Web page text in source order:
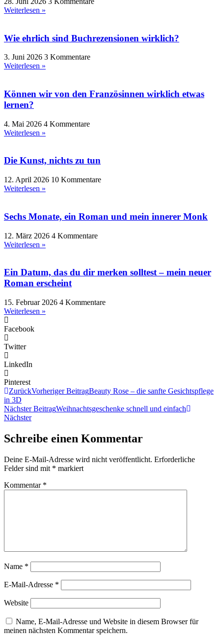
Weiterlesen »
Wie ehrlich sind Buchrezensionen wirklich?
3. Juni 2026 3 Kommentare
Weiterlesen »
Können wir von den Französinnen wirklich etwas
lernen?
4. Mai 2026 4 Kommentare
Weiterlesen »
Die Kunst, nichts zu tun
12. April 2026 10 Kommentare
Weiterlesen »
Sechs Monate, ein Roman und mein innerer Monk
12. März 2026 4 Kommentare
Weiterlesen »
Ein Datum, das du dir merken solltest – mein neuer
Roman erscheint
15. Februar 2026 4 Kommentare
Weiterlesen »
Facebook
Twitter
LinkedIn
Pinterest
ZurückVorheriger BeitragBeauty Rose – die sanfte Gesichtspflege
in 3D
Nächster BeitragWeihnachtsgeschenke schnell und einfach
Nächster
Schreibe einen Kommentar
Deine E-Mail-Adresse wird nicht veröffentlicht. Erforderliche
Felder sind mit * markiert
Kommentar *
Name *
E-Mail-Adresse *
Website
Name, E-Mail-Adresse und Website in diesem Browser für
meinen nächsten Kommentar speichern.